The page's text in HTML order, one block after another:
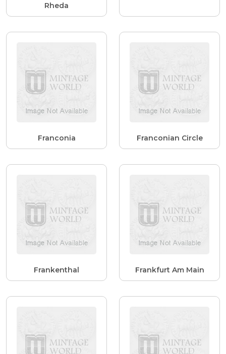
Rheda
Franconia Franconian Circle
Frankenthal Frankfurt Am Main